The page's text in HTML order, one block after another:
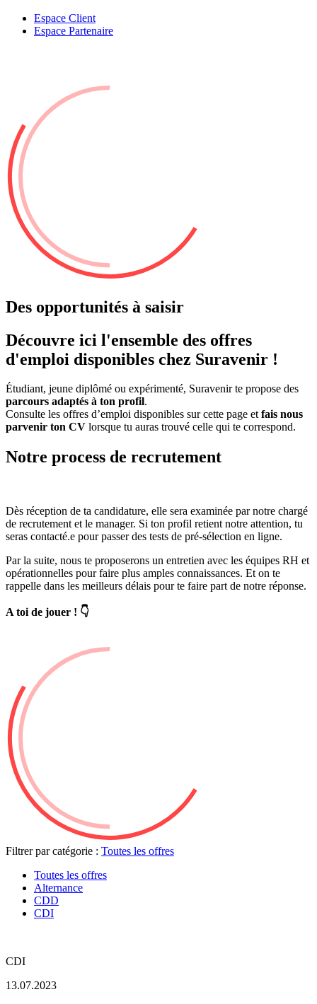
Espace Client
Espace Partenaire
Des opportunités à saisir
Découvre ici l'ensemble des offres
d'emploi disponibles chez Suravenir !
Étudiant, jeune diplômé ou expérimenté, Suravenir te propose des
parcours adaptés à ton profil.
Consulte les offres d’emploi disponibles sur cette page etfais nous
parvenir ton CV lorsque tu auras trouvé celle qui te correspond.
Notre process de recrutement
Dès réception de ta candidature, elle sera examinée par notre chargé
de recrutement et le manager. Si ton profil retient notre attention, tu
seras contacté.e pour passer des tests de pré-sélection en ligne.
Par la suite, nous te proposerons un entretien avec les équipes RH et
opérationnelles pour faire plus amples connaissances. Et on te
rappelle dans les meilleurs délais pour te faire part de notre réponse.
A toi de jouer ! 👇
Filtrer par catégorie : Toutes les offres
Toutes les offres
Alternance
CDD
CDI
CDI
13.07.2023